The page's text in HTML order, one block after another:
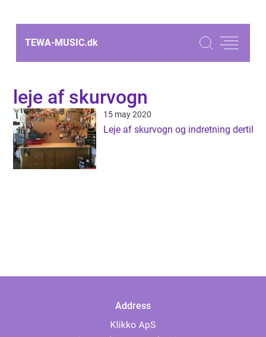
TEWA-MUSIC.dk
leje af skurvogn
15 may 2020
Leje af skurvogn og indretning dertil
Address